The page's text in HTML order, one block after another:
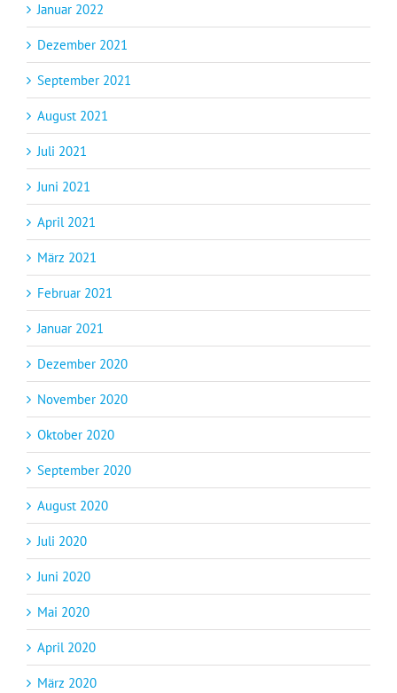
Januar 2022
Dezember 2021
September 2021
August 2021
Juli 2021
Juni 2021
April 2021
März 2021
Februar 2021
Januar 2021
Dezember 2020
November 2020
Oktober 2020
September 2020
August 2020
Juli 2020
Juni 2020
Mai 2020
April 2020
März 2020